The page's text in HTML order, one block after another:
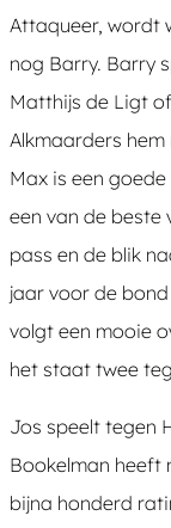
Attaqueer, wordt
nog Barry. Barry
Matthijs de Ligt
Alkmaarders
Max is een
een van de beste
pass en de blik
jaar voor de
volgt een mooie
het staat twee
Jos speelt tegen
Bookelman heeft
bijna honderd